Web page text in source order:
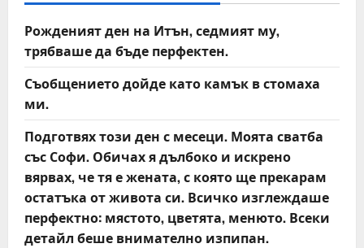
i
g
a
t
i
o
n
Рожденият ден на Итън, седмият му,
трябваше да бъде перфектен.
Съобщението дойде като камък в стомаха
ми.
Подготвях този ден с месеци. Моята сватба
със Софи. Обичах я дълбоко и искрено
вярвах, че тя е жената, с която ще прекарам
остатъка от живота си. Всичко изглеждаше
перфектно: мястото, цветята, менюто. Всеки
детайл беше внимателно изпипан.